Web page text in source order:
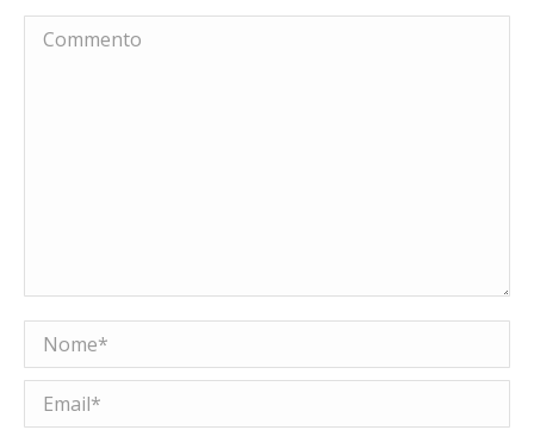
Commento
Nome *
Email *